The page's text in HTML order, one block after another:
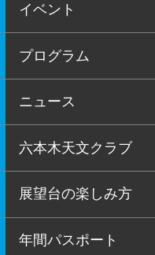
イベント
プログラム
ニュース
六本木天文クラブ
展望台の楽しみ方
年間パスポート